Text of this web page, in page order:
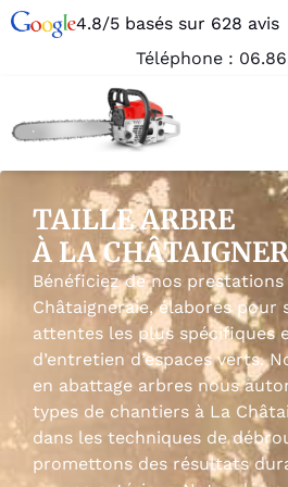
4.8/5 basés sur 628 avis
Téléphone :
TAILLE ARBRE
À LA
Bénéficiez de nos prestations
Châtaigneraie, élaborés pour
attentes les plus spécifiques
d’entretien d’espaces verts.
en abattage arbres nous
types de chantiers à La
dans les techniques de
promettons des résultats